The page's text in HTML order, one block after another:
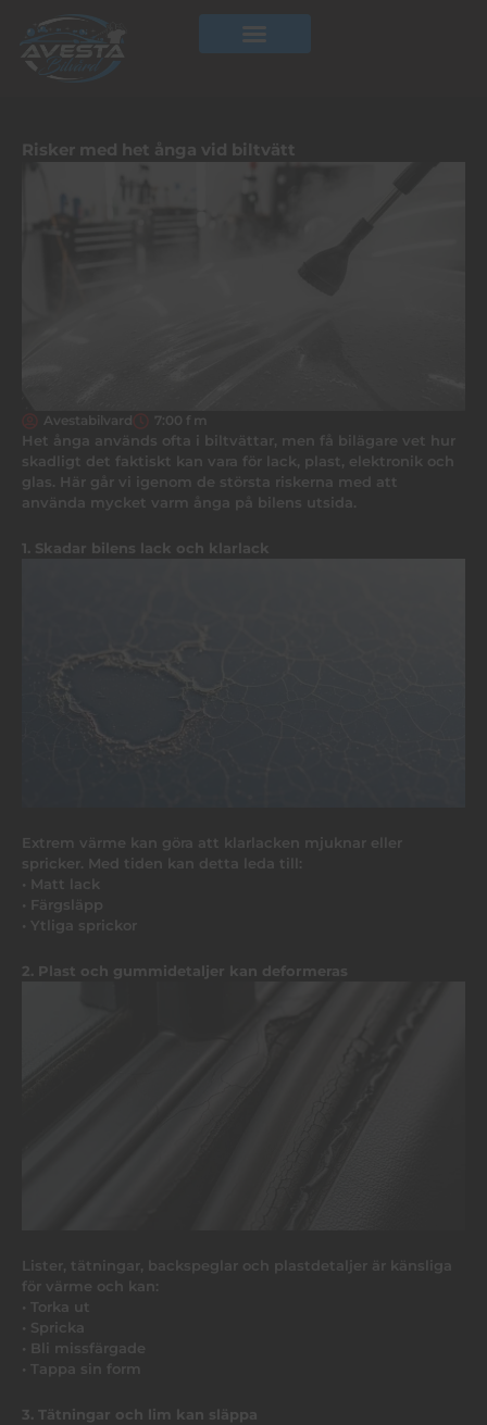
innehåll
Risker med het ånga vid biltvätt
Avestabilvard 7:00 f m
Het ånga används ofta i biltvättar, men få bilägare vet hur
skadligt det faktiskt kan vara för lack, plast, elektronik och
glas. Här går vi igenom de största riskerna med att
använda mycket varm ånga på bilens utsida.
1. Skadar bilens lack och klarlack
Extrem värme kan göra att klarlacken mjuknar eller
spricker. Med tiden kan detta leda till:
• Matt lack
• Färgsläpp
• Ytliga sprickor
2. Plast och gummidetaljer kan deformeras
Lister, tätningar, backspeglar och plastdetaljer är känsliga
för värme och kan:
• Torka ut
• Spricka
• Bli missfärgade
• Tappa sin form
3. Tätningar och lim kan släppa